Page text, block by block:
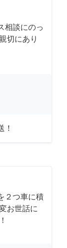
相談にのっ
切にあり
！
２つ車に積
お世話に